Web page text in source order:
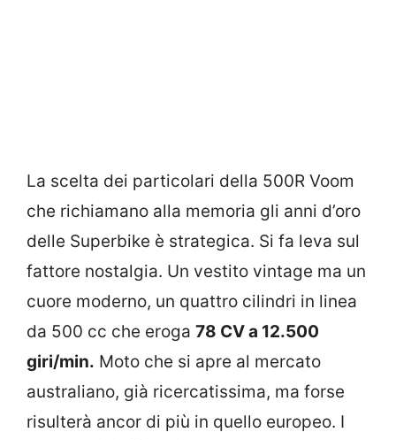
La scelta dei particolari della 500R Voom
che richiamano alla memoria gli anni d’oro
delle Superbike è strategica. Si fa leva sul
fattore nostalgia. Un vestito vintage ma un
cuore moderno, un quattro cilindri in linea
da 500 cc che eroga 78 CV a 12.500
giri/min. Moto che si apre al mercato
australiano, già ricercatissima, ma forse
risulterà ancor di più in quello europeo. I